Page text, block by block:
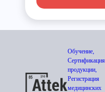
Обучение,
Сертификация
продукции,
Регистрация
медицинских